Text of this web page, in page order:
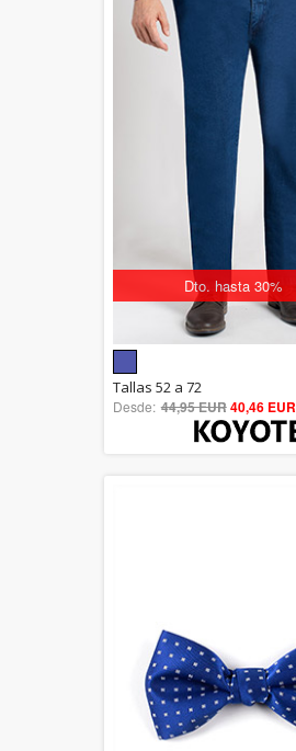
Dto. hasta 30%
out of 5
Tallas 52 a 72
Desde: 44,95 EUR40,46 EUR